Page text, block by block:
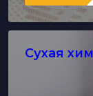
Сухая